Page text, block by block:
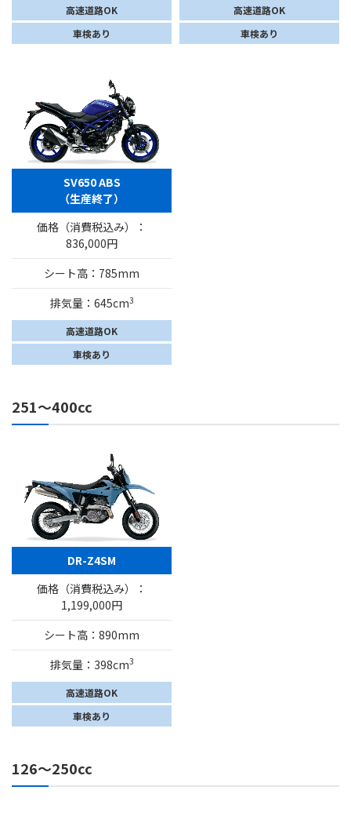
高速道路OK
車検あり
高速道路OK
車検あり
SV650 ABS
（生産終了）
価格（消費税込み）：
836,000円
シート高：785mm
排気量：645cm3
高速道路OK
車検あり
251～400cc
DR-Z4SM
価格（消費税込み）：
1,199,000円
シート高：890mm
排気量：398cm3
高速道路OK
車検あり
126～250cc